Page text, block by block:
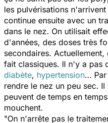
les pulvérisations
continue ensuite avec un
dans le nez. On utilisait
d'années, des doses très
secondaires.
fait classiques. Il n'y a pas
diabète, hypertension… Par
rendre le nez un peu sec.
peuvent de temps en
mouchent.
"On n'arrête pas le